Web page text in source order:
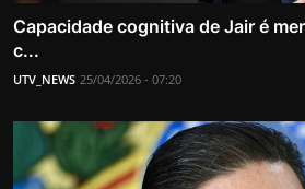
Capacidade cognitiva de Jair é
c...
UTV_NEWS 25/04/2026 - 07:20